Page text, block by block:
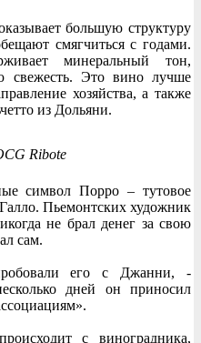
большую структуру
смягчиться с годами.
минеральный тон,
свежесть. Это вино лучше
хозяйства, а также
из Дольяни.
Ribote
символ Порро – тутовое
Пьемонтских художник
не брал денег за свою
сам.
его с Джанни, -
дней он приносил
с виноградника,